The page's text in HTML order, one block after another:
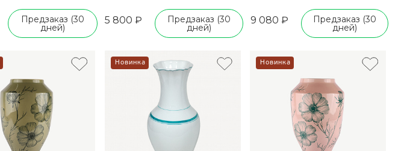
Предзаказ (30
дней)
5 800 ₽ Предзаказ (30
дней)
9 080 ₽ Предзаказ (30
дней)
Новинка Новинка